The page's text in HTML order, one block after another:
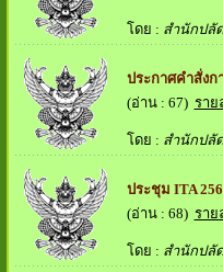
โดย : สำนักปลัด
ประกาศคำสั่งก
(อ่าน : 67) ราย
โดย : สำนักปลัด
ประชุม ITA
(อ่าน : 68) ราย
โดย : สำนักปลัด